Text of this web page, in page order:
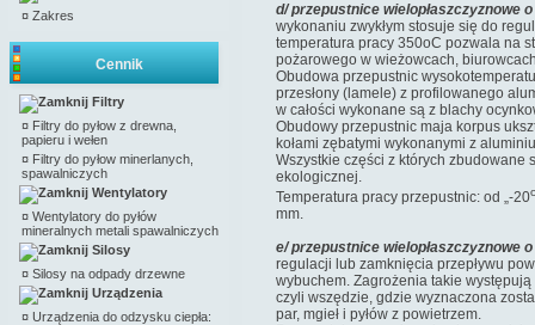
¤ Zakres
Cennik
Filtry
¤ Filtry do pyłow z drewna,
papieru i wełen
¤ Filtry do pyłow minerlanych,
spawalniczych
Wentylatory
¤ Wentylatory do pyłów
mineralnych metali spawalniczych
Silosy
¤ Silosy na odpady drzewne
Urządzenia
¤ Urządzenia do odzysku ciepła:
d/ przepustnice wielopłaszczyznowe
wykonaniu zwykłym stosuje się do
temperatura pracy 350oC pozwala na
pożarowego w wieżowcach,
Obudowa przepustnic
przesłony (lamele) z profilowanego
w całości wykonane są z blachy
Obudowy przepustnic maja korpus
kołami zębatymi wykonanymi z
Wszystkie części z których zbudowane
ekologicznej.
Temperatura pracy przepustnic: od „-20
mm.
e/ przepustnice wielopłaszczyznowe
regulacji lub zamknięcia przepływu
wybuchem. Zagrożenia takie
czyli wszędzie, gdzie wyznaczona
par, mgieł i pyłów z powietrzem.